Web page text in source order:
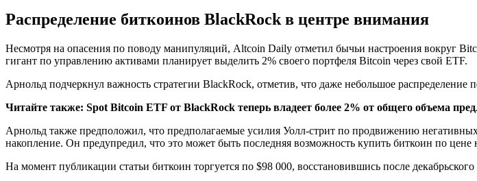
Распределение биткоинов BlackRock в центре внимания
Несмотря на опасения по поводу манипуляций, Altcoin Daily отметил бычьи настроения вокруг
гигант по управлению активами планирует выделить 2% своего портфеля Bitcoin через свой ETF.
Арнольд подчеркнул важность стратегии BlackRock, отметив, что даже небольшое
Читайте также: Spot Bitcoin ETF от BlackRock теперь владеет более 2% от общего объема
Арнольд также предположил, что предполагаемые усилия Уолл-стрит по продвижению
накопление. Он предупредил, что это может быть последняя возможность купить биткоин по цене
На момент публикации статьи биткоин торгуется по $98 000, восстановившись после